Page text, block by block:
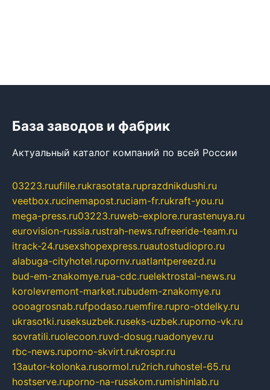
База заводов и фабрик
Актуальный каталог компаний по всей России
03223.ruufille.rukrasotata.ruprazdnikdushi.ru
veetbox.rucinemapost.ruciam-fr.rukraft-you.ru
mega-press.ru03223.ruweb-explore.rurastenuya.ru
eurovision-russia.rustrah-news.rufreeride-team.ru
itrack-24.rusexshopexpress.ruautostudiopro.ru
alabuga-cityhotel.rupornv.ruatlantpereezd.ru
bud-em-znakomye.rua-cdc.ruelektrostal-news.ru
korolevremont-market.rubudem-znakomye.ru
oooagrosnab.rufpodaso.ruemfire.rupro-otdelky.ru
ukrasotki.ruseksuzbek.ruseks-uzbek.ruporno-vk.ru
sovratili.ruolecoon.ruvd-dosug.ruadonyev.ru
rbc-news.ruporno-skvirt.rukrospr.ru
13autor-kolonka.rusormol.ru2rich.ruhostel-65.ru
hostserve.ruporno-na-russkom.rumishinlab.ru